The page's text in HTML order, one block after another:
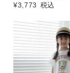
¥3,773 税込